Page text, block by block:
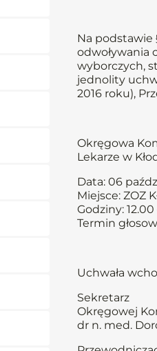
Na podstawie
odwoływania
wyborczych,
jednolity
2016 roku),
Okręgowa
Lekarze w
Data: 06
Miejsce: ZOZ
Godziny: 12.00
Termin
Uchwała
Sekretarz
Okręgowej
dr n. med.